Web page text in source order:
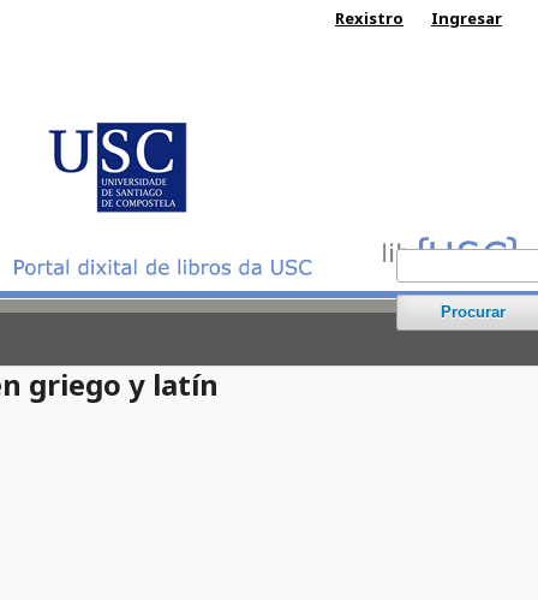
Procurar
Rexistro Ingresar
griego y latín